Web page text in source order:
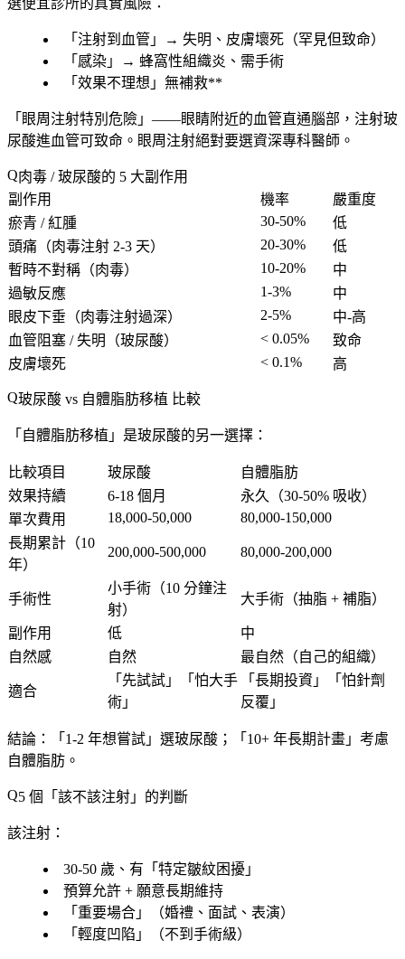
選便宜診所的真實風險 ：
「 注射到血管 」→ 失明、皮膚壞死 （罕見但致命）
「 感染 」→ 蜂窩性組織炎、需手術
「效果不理想」無補救**
「眼周注射特別危險」——眼睛附近的血管直通腦部， 注射玻
尿酸進血管可致命 。 眼周注射絕對要選資深專科醫師 。
肉毒 / 玻尿酸的 5 大副作用
副作用
機率
嚴重度
瘀青 / 紅腫
30-50%
低
頭痛 （肉毒注射 2-3 天） 20-30%
低
暫時不對稱 （肉毒） 10-20%
中
過敏反應
1-3%
中
眼皮下垂 （肉毒注射過深） 2-5%
中-高
血管阻塞 / 失明
（玻尿酸） < 0.05%
致命
皮膚壞死
< 0.1% 高
玻尿酸 vs 自體脂肪移植 比較
「 自體脂肪移植 」是玻尿酸的另一選擇：
比較項目 玻尿酸
自體脂肪
效果持續
6-18 個月
永久（30-50% 吸收）
單次費用
18,000-50,000
80,000-150,000
長期累計（10
年）
200,000-500,000 80,000-200,000
手術性
小手術 （10 分鐘注
射）
大手術 （抽脂 + 補脂）
副作用 低
中
自然感
自然 最自然 （自己的組織）
適合
「 先試試 」「 怕大手
術 」
「 長期投資 」「 怕針劑
反覆 」
結論 ：「 1-2 年想嘗試 」選玻尿酸；「 10+ 年長期計畫 」考慮
自體脂肪。
5 個「 該不該注射 」的判斷
該注射 ：
30-50 歲、有「 特定皺紋困擾 」
預算允許 + 願意長期維持
「 重要場合 」（婚禮、面試、表演）
「 輕度凹陷 」（不到手術級）